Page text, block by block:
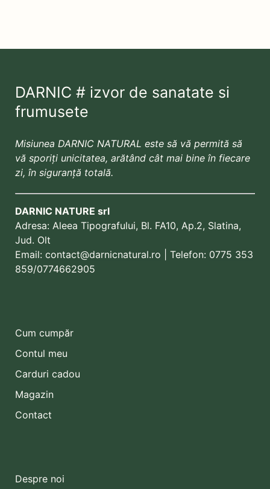
DARNIC # izvor de sanatate si
frumusete
Misiunea DARNIC NATURAL este să vă permită să
vă sporiți unicitatea, arătând cât mai bine în fiecare
zi, în siguranță totală.
DARNIC NATURE srl
Adresa: Aleea Tipografului, Bl. FA10, Ap.2, Slatina,
Jud. Olt
Email: contact@darnicnatural.ro | Telefon: 0775 353
859/0774662905
Cum cumpăr
Contul meu
Carduri cadou
Magazin
Contact
Despre noi